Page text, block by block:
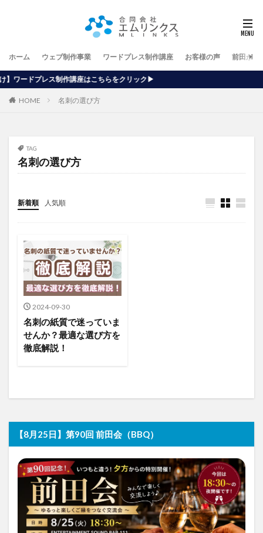
ホーム ウェブ制作事業 ワードプレス制作講座 お客様の声 前田が行
はこちらをクリック▶
HOME 名刺の選び方
TAG
名刺の選び方
新着順 人気順
2024-09-30
名刺の紙質で迷っていま
せんか？最適な選び方を
徹底解説！
【8月25日】第90回 前田会（BBQ）